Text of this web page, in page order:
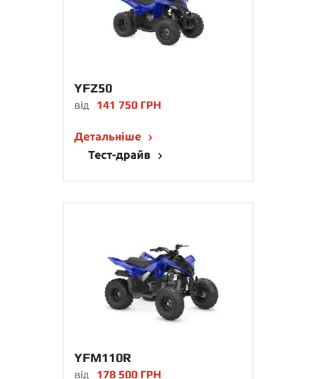
YFZ50
від 141 750 ГРН
Детальніше
Тест-драйв
YFM110R
від 178 500 ГРН